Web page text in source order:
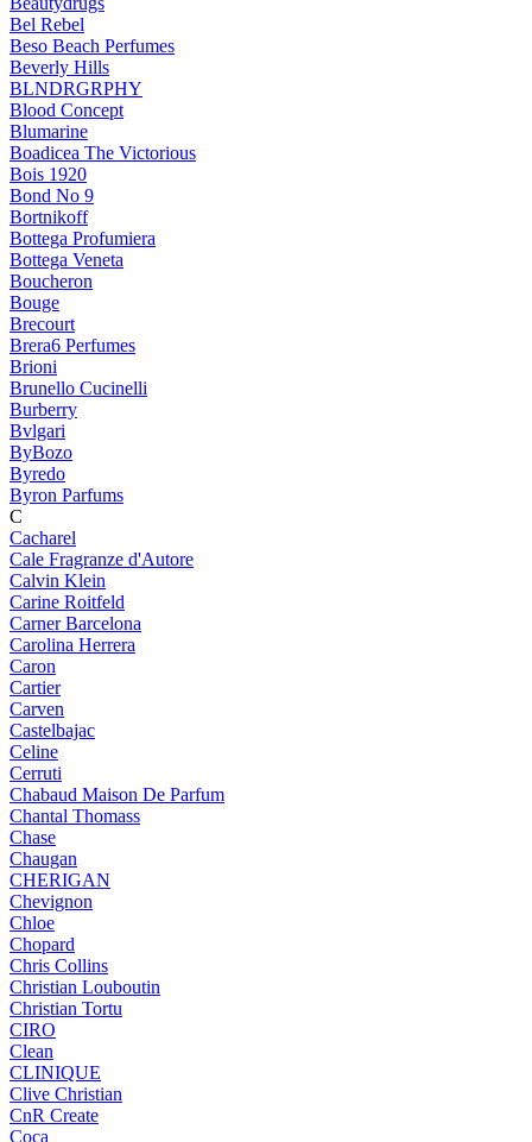
Bel Rebel
Beso Beach Perfumes
Beverly Hills
BLNDRGRPHY
Blood Concept
Blumarine
Boadicea The Victorious
Bois 1920
Bond No 9
Bortnikoff
Bottega Profumiera
Bottega Veneta
Boucheron
Bouge
Brecourt
Brera6 Perfumes
Brioni
Brunello Cucinelli
Burberry
Bvlgari
ByBozo
Byredo
Byron Parfums
C
Cacharel
Cale Fragranze d'Autore
Calvin Klein
Carine Roitfeld
Carner Barcelona
Carolina Herrera
Caron
Cartier
Carven
Castelbajac
Celine
Cerruti
Chabaud Maison De Parfum
Chantal Thomass
Chase
Chaugan
CHERIGAN
Chevignon
Chloe
Chopard
Chris Collins
Christian Louboutin
Christian Tortu
CIRO
Clean
CLINIQUE
Clive Christian
CnR Create
Coca